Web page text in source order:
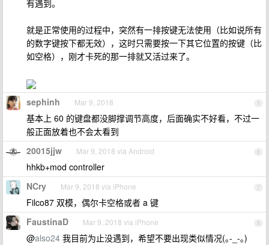
有遇到。
就是正常使用的过程中，突然有一排按键无法使用（比如说所有
的数字键按下都无效），这时只需要按一下其它位置的按键（比
如空格），刚才卡死的那一排就又活过来了。
5
sephinh Mar 9, 2018
基本上 60 的键盘都没脚撑调节高度，后面确实不好看，不过一
般正面放着也不会太看到
6
20015jjw Mar 9, 2018 via Android
hhkb+mod controller
7
NCry Mar 9, 2018 via iPhone
Filco87 双模，偶尔卡空格或者 a 键
8
FaustinaD Mar 9, 2018 via iPhone
@also24 我目前为止没遇到，希望不要出现类似情况(｡-_-｡)